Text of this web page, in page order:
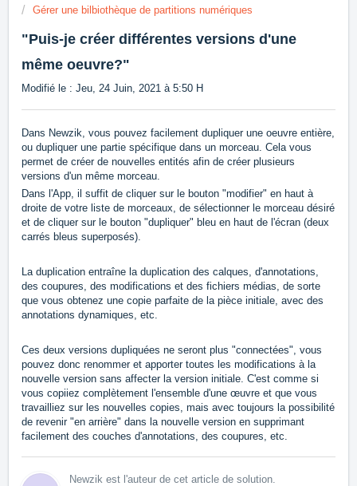
Gérer une bilbiothèque de partitions numériques
"Puis-je créer différentes versions d'une
même oeuvre?"
Modifié le : Jeu, 24 Juin, 2021 à 5:50 H
Dans Newzik, vous pouvez facilement dupliquer une oeuvre entière,
ou dupliquer une partie spécifique dans un morceau. Cela vous
permet de créer de nouvelles entités afin de créer plusieurs
versions d'un même morceau.
Dans l'App, il suffit de cliquer sur le bouton "modifier" en haut à
droite de votre liste de morceaux, de sélectionner le morceau désiré
et de cliquer sur le bouton "dupliquer" bleu en haut de l'écran (deux
carrés bleus superposés).
La duplication entraîne la duplication des calques, d'annotations,
des coupures, des modifications et des fichiers médias, de sorte
que vous obtenez une copie parfaite de la pièce initiale, avec des
annotations dynamiques, etc.
Ces deux versions dupliquées ne seront plus "connectées", vous
pouvez donc renommer et apporter toutes les modifications à la
nouvelle version sans affecter la version initiale. C'est comme si
vous copiiez complètement l'ensemble d'une œuvre et que vous
travailliez sur les nouvelles copies, mais avec toujours la possibilité
de revenir "en arrière" dans la nouvelle version en supprimant
facilement des couches d'annotations, des coupures, etc.
Newzik est l'auteur de cet article de solution.